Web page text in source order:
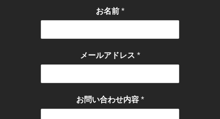
お名前 *
メールアドレス *
お問い合わせ内容 *